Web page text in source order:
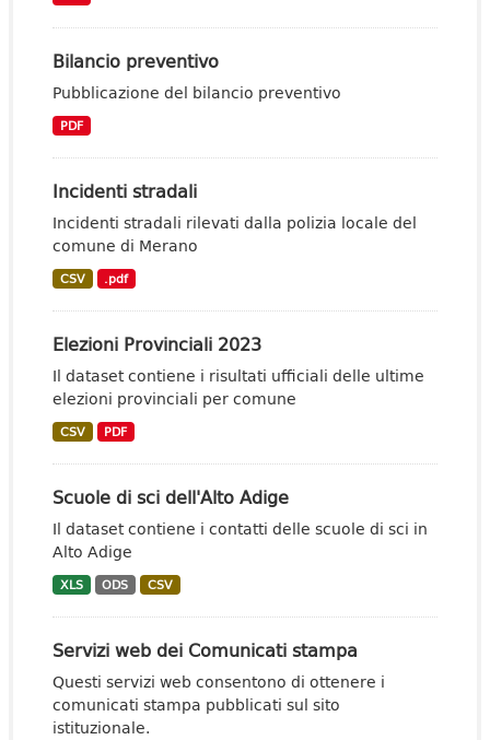
Bilancio preventivo
Pubblicazione del bilancio preventivo
PDF
Incidenti stradali
Incidenti stradali rilevati dalla polizia locale del
comune di Merano
CSV .pdf
Elezioni Provinciali 2023
Il dataset contiene i risultati ufficiali delle ultime
elezioni provinciali per comune
CSV PDF
Scuole di sci dell'Alto Adige
Il dataset contiene i contatti delle scuole di sci in
Alto Adige
XLS ODS CSV
Servizi web dei Comunicati stampa
Questi servizi web consentono di ottenere i
comunicati stampa pubblicati sul sito
istituzionale.